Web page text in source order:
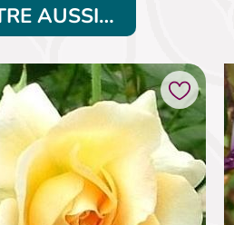
AUSSI…